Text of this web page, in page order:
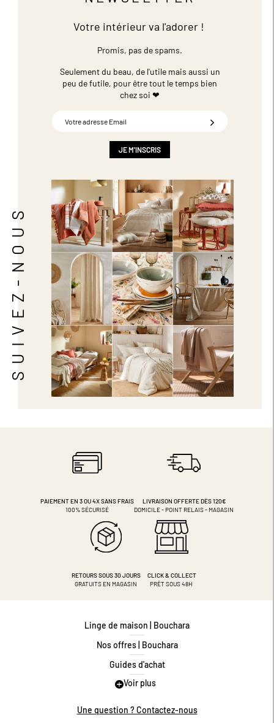
SUIVEZ-NOUS
Votre intérieur va l'adorer !
Promis, pas de spams.
Seulement du beau, de l'utile mais aussi un
peu de futile, pour être tout le temps bien
chez soi ❤
JE M'INSCRIS
PAIEMENT EN 3 OU 4XSANS FRAIS
100% SÉCURISÉ
LIVRAISON OFFERTE DÈS 120€
DOMICILE - POINT RELAIS - MAGASIN
RETOURS SOUS 30 JOURS
GRATUITS EN MAGASIN
CLICK & COLLECT
PRÊT SOUS 48H
Linge de maison | Bouchara
Nos offres | Bouchara
Guides d'achat
Guide des tailles
Voir plus
Une question ? Contactez-nous